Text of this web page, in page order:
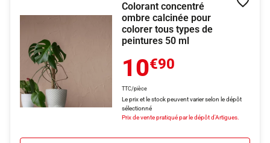
Colorant concentré
ombre calcinée pour
colorer tous types de
peintures 50 ml
10€90
TTC/pièce
Le prix et le stock peuvent varier selon le dépôt
sélectionné
Prix de vente pratiqué par le dépôt d'Artigues.